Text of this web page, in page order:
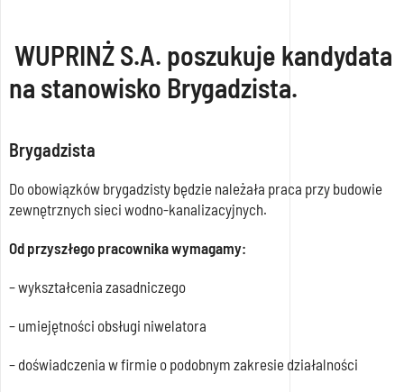
WUPRINŻ S.A. poszukuje kandydata
na stanowisko Brygadzista.
Brygadzista
Do obowiązków brygadzisty będzie należała praca przy budowie
zewnętrznych sieci wodno-kanalizacyjnych.
Od przyszłego pracownika wymagamy:
– wykształcenia zasadniczego
– umiejętności obsługi niwelatora
– doświadczenia w firmie o podobnym zakresie działalności